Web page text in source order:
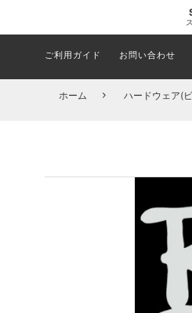
COMPLETE
デッキ ブラン
TRUCK
ハードウェア(
BUSHINGS
ブッシュ/クッ
T-
アウター/ジャ
CAP &
キャップ/
MASK
マスク
SOCKS
ソックス/靴
DICKIES ディッキー
何を買えばいい？子ども用ス
すめセッ
ご利用ガイド お問い合わせ
ホーム ハードウェア(